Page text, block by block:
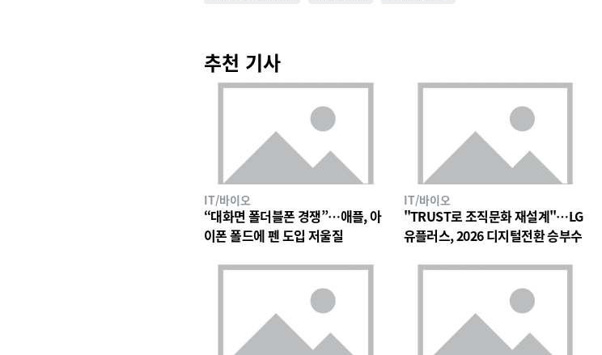
추천 기사
IT/바이오
“대화면 폴더블폰 경쟁”…애플, 아
이폰 폴드에 펜 도입 저울질
IT/바이오
"TRUST로 조직문화 재설계"…LG
유플러스, 2026 디지털전환 승부수